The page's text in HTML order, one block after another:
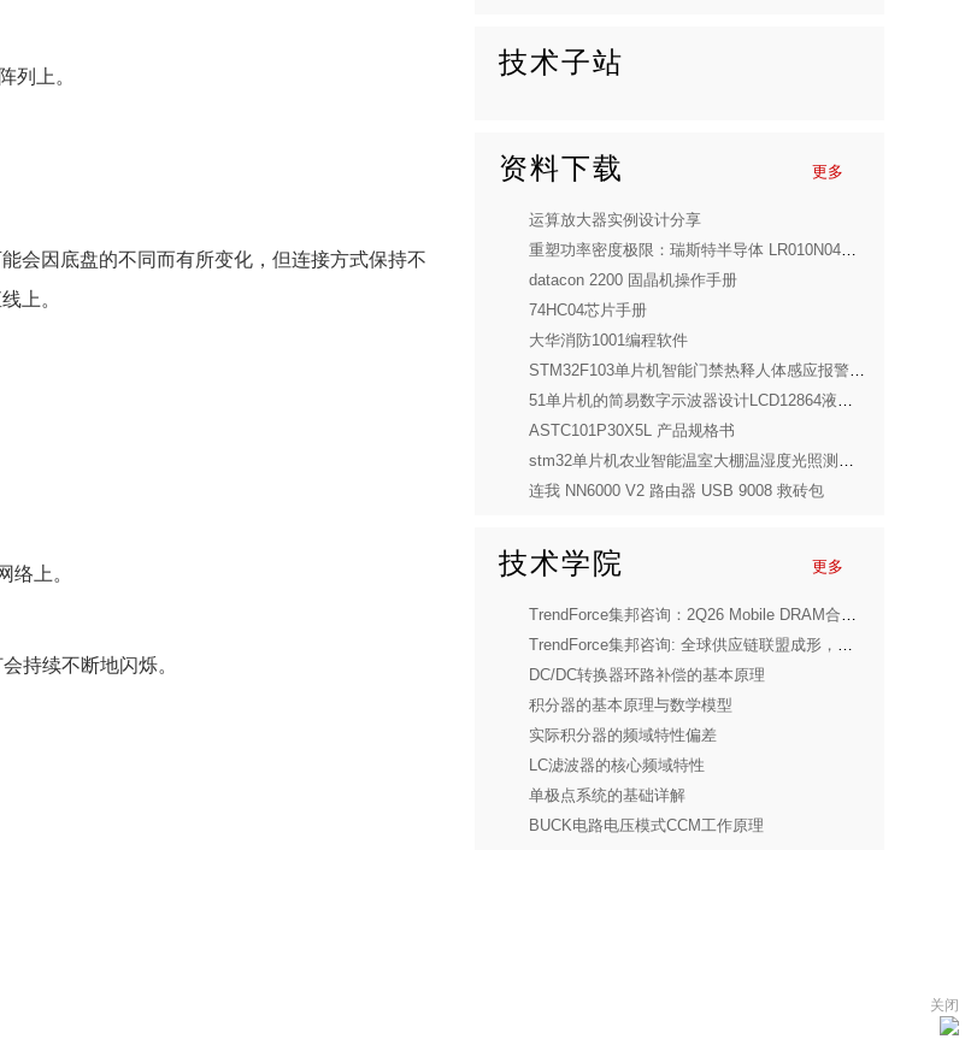
列上。
会因底盘的不同而有所变化，但连接方式保持不
上。
络上。
持续不断地闪烁。
技术子站
更多
资料下载
运算放大器实例设计分享
重塑功率密度极限：瑞斯特半导体 LR010N04SD10 深度解析
datacon 2200 固晶机操作手册
74HC04芯片手册
大华消防1001编程软件
STM32F103单片机智能门禁热释人体感应报警设计(全套)
51单片机的简易数字示波器设计LCD12864液晶示波器电子套件（全套）
ASTC101P30X5L 产品规格书
stm32单片机农业智能温室大棚温湿度光照测量报警系统Proteus仿真（源码+仿真+报告）
连我 NN6000 V2 路由器 USB 9008 救砖包
更多
技术学院
TrendForce集邦咨询：2Q26 Mobile DRAM合约价续强，压缩智能手机产量
TrendForce集邦咨询: 全球供应链联盟成形，预估2030年Micro LED CPO光收发模块产值达8.48亿美元
DC/DC转换器环路补偿的基本原理
积分器的基本原理与数学模型
实际积分器的频域特性偏差
LC滤波器的核心频域特性
单极点系统的基础详解
BUCK电路电压模式CCM工作原理
关闭